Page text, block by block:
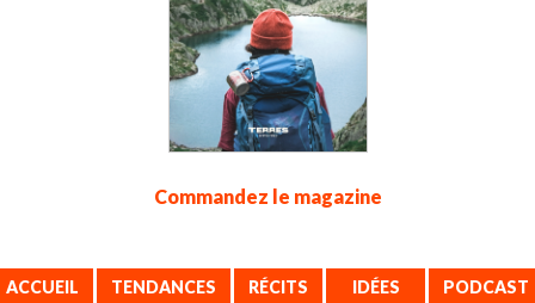
Commandez le magazine
ACCUEIL TENDANCES RÉCITS
IDÉES
PODCAST